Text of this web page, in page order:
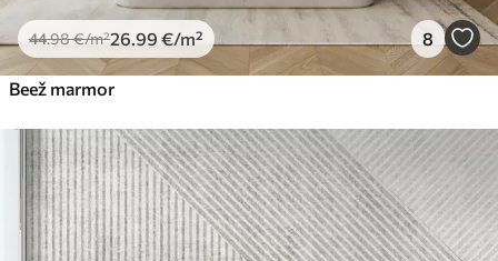
44.98€/m²26 .99 €/m² 8
Beež marmor